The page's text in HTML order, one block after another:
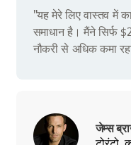
"यह मेरे लिए वास्तव में
समाधान है। मैंने
नौकरी से अधिक कमा
जेम्स